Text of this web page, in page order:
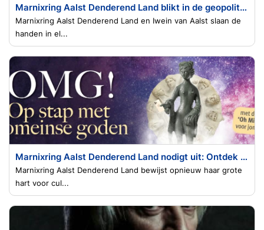
Marnixring Aalst Denderend Land blikt in de geopolitieke toekomst met professor David Criekemans
Marnixring Aalst Denderend Land en Iwein van Aalst slaan de
handen in el...
Marnixring Aalst Denderend Land nodigt uit: Ontdek Romeinse goden en keizer Trajanus in Velzeke
Marnixring Aalst Denderend Land bewijst opnieuw haar grote
hart voor cul...